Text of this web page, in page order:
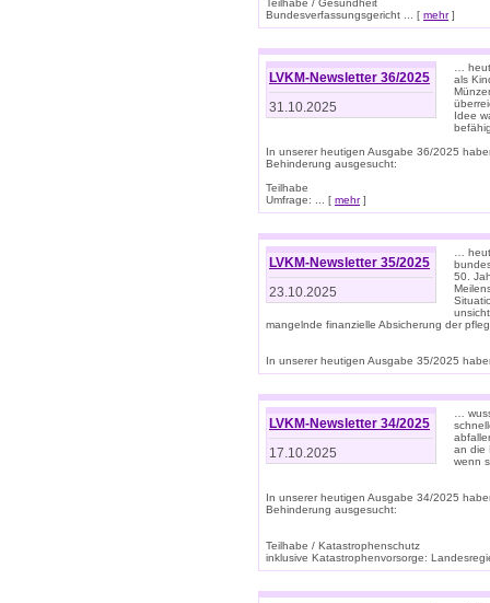
Teilhabe / Gesundheit
Bundesverfassungsgericht ... [ mehr]
LVKM-Newsletter 36/2025
31.10.2025
…
als
Idee
In unserer heutigen Ausgabe 36/2025
Behinderung ausgesucht:
Teilhabe
Umfrage: ... [ mehr]
LVKM-Newsletter 35/2025
23.10.2025
…
50.
mangelnde finanzielle Absicherung der
In unserer heutigen Ausgabe 35/2025
LVKM-Newsletter 34/2025
17.10.2025
…
an die
wenn
In unserer heutigen Ausgabe 34/2025
Behinderung ausgesucht:
Teilhabe / Katastrophenschutz
inklusive Katastrophenvorsorge: